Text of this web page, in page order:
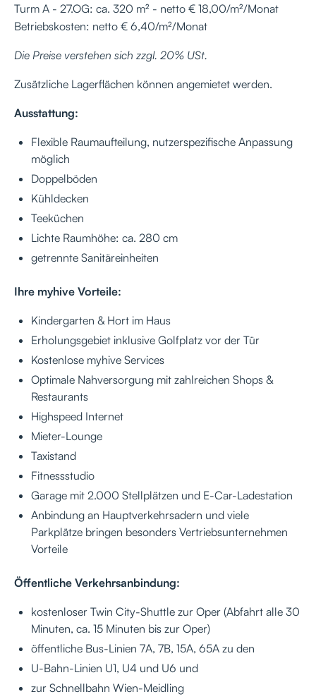
Turm A - 27.OG: ca. 320 m² - netto € 18,00/m²/Monat
Betriebskosten: netto € 6,40/m²/Monat
Die Preise verstehen sich zzgl. 20% USt.
Zusätzliche Lagerflächen können angemietet werden.
Ausstattung:
Flexible Raumaufteilung, nutzerspezifische Anpassung
möglich
Doppelböden
Kühldecken
Teeküchen
Lichte Raumhöhe: ca. 280 cm
getrennte Sanitäreinheiten
Ihre myhive Vorteile:
Kindergarten & Hort im Haus
Erholungsgebiet inklusive Golfplatz vor der Tür
Kostenlose myhive Services
Optimale Nahversorgung mit zahlreichen Shops &
Restaurants
Highspeed Internet
Mieter-Lounge
Taxistand
Fitnessstudio
Garage mit 2.000 Stellplätzen und E-Car-Ladestation
Anbindung an Hauptverkehrsadern und viele
Parkplätze bringen besonders Vertriebsunternehmen
Vorteile
Öffentliche Verkehrsanbindung:
kostenloser Twin City-Shuttle zur Oper (Abfahrt alle 30
Minuten, ca. 15 Minuten bis zur Oper)
öffentliche Bus-Linien 7A, 7B, 15A, 65A zu den
U-Bahn-Linien U1, U4 und U6 und
zur Schnellbahn Wien-Meidling